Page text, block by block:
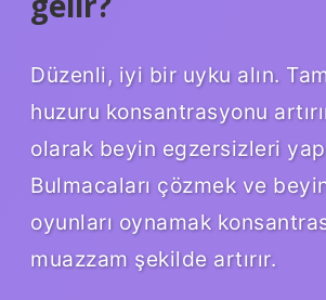
Düzenli, iyi bir uyku alın.
huzuru konsantrasyonu
olarak beyin egzersizleri
Bulmacaları çözmek ve
oyunları oynamak
muazzam şekilde artırır.